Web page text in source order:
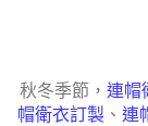
秋冬季節， 連帽
帽衛衣訂製 、 連